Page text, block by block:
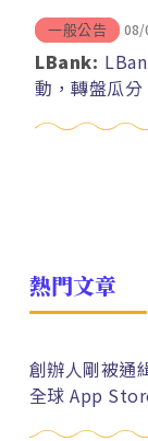
一般公告 08/
LBank:
動，轉盤瓜
熱門文章
創辦人剛被通
全球 App